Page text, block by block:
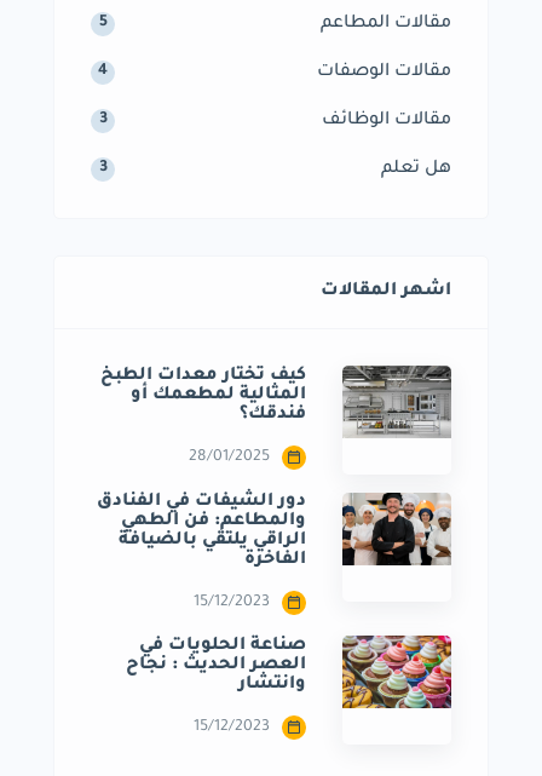
مقالات المطاعم 5
مقالات الوصفات 4
مقالات الوظائف 3
هل تعلم 3
اشهر المقالات
كيف تختار معدات الطبخ
المثالية لمطعمك أو
فندقك؟
28/01/2025
دور الشيفات في الفنادق
والمطاعم: فن الطهي
الراقي يلتقي بالضيافة
الفاخرة
15/12/2023
صناعة الحلويات في
العصر الحديث : نجاح
وانتشار
15/12/2023